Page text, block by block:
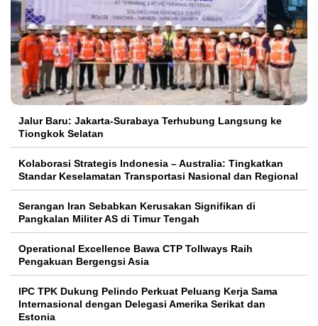
Jalur Baru: Jakarta-Surabaya Terhubung Langsung ke
Tiongkok Selatan
Kolaborasi Strategis Indonesia – Australia: Tingkatkan
Standar Keselamatan Transportasi Nasional dan Regional
Serangan Iran Sebabkan Kerusakan Signifikan di
Pangkalan Militer AS di Timur Tengah
Operational Excellence Bawa CTP Tollways Raih
Pengakuan Bergengsi Asia
IPC TPK Dukung Pelindo Perkuat Peluang Kerja Sama
Internasional dengan Delegasi Amerika Serikat dan
Estonia